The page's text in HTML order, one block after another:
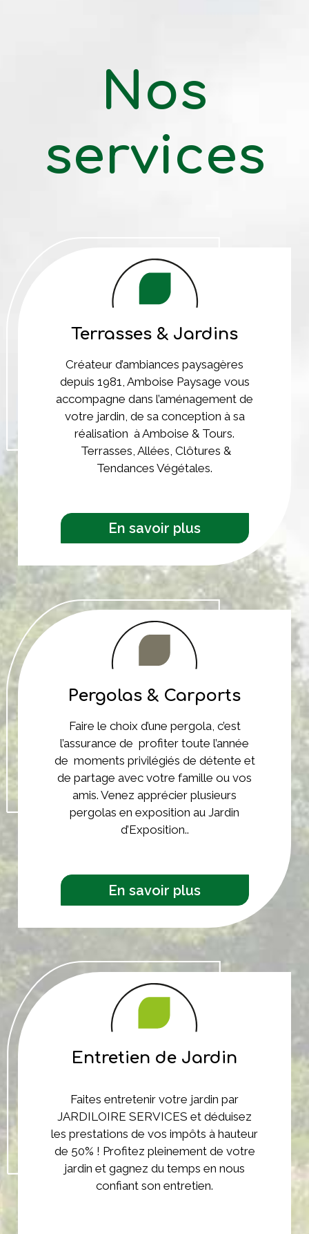
Nos
services
Terrasses & Jardins
Créateur d’ambiances paysagères
depuis 1981, Amboise Paysage vous
accompagne dans l’aménagement de
votre jardin, de sa conception à sa
réalisation à Amboise & Tours.
Terrasses, Allées, Clôtures &
Tendances Végétales.
En savoir plus
Pergolas & Carports
Faire le choix d’une pergola, c’est
l’assurance de profiter toute l’année
de moments privilégiés de détente et
de partage avec votre famille ou vos
amis. Venez apprécier plusieurs
pergolas en exposition au Jardin
d’Exposition..
En savoir plus
Entretien de Jardin
Faites entretenir votre jardin par
JARDILOIRE SERVICES et déduisez
les prestations de vos impôts à hauteur
de 50% ! Profitez pleinement de votre
jardin et gagnez du temps en nous
confiant son entretien.